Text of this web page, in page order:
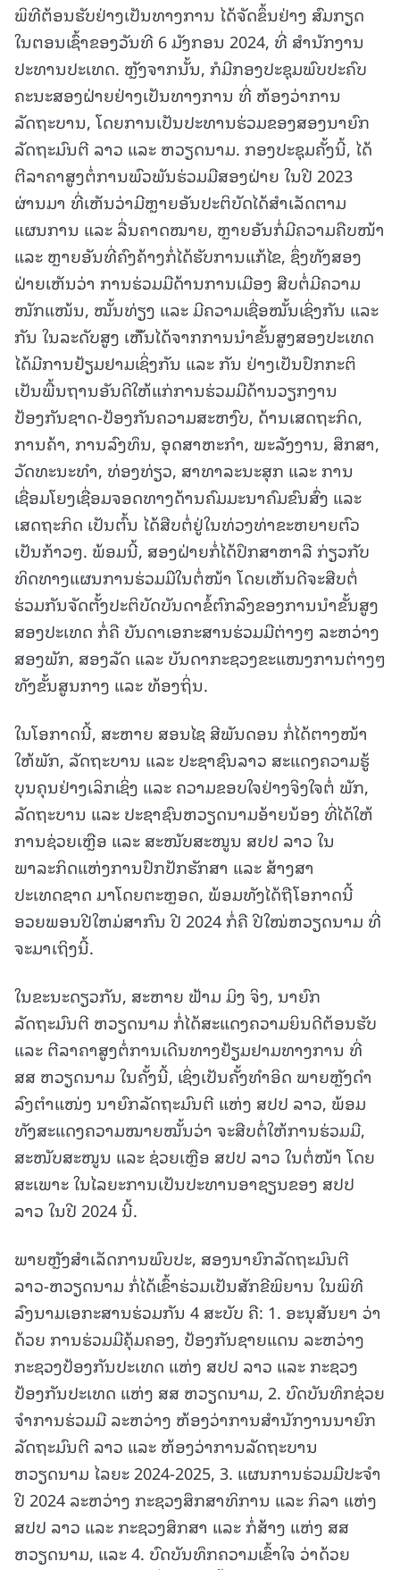
ພິທີຕ້ອນຮັບຢ່າງເປັນທາງການ ໄດ້ຈັດຂຶ້ນຢ່າງ ສົມກຽດ
ໃນຕອນເຊົ້າຂອງວັນທີ 6 ມັງກອນ 2024, ທີ່ ສໍານັກງານ
ປະທານປະເທດ. ຫຼັງຈາກນັ້ນ, ກໍມີກອງປະຊຸມພົບປະຄົບ
ຄະນະສອງຝ່າຍຢ່າງເປັນທາງການ ທີ່ ຫ້ອງວ່າການ
ລັດຖະບານ, ໂດຍການເປັນປະທານຮ່ວມຂອງສອງນາຍົກ
ລັດຖະມົນຕີ ລາວ ແລະ ຫວຽດນາມ. ກອງປະຊຸມຄັ້ງນີ້, ໄດ້
ຕີລາຄາສູງຕໍ່ການພົວພັນຮ່ວມມືສອງຝ່າຍ ໃນປີ 2023
ຜ່ານມາ ທີ່ເຫັນວ່າມີຫຼາຍອັນປະຕິບັດໄດ້ສໍາເລັດຕາມ
ແຜນການ ແລະ ລື່ນຄາດໝາຍ, ຫຼາຍອັນກໍ່ມີຄວາມຄືບໜ້າ
ແລະ ຫຼາຍອັນທີ່ຄົງຄ້າງກໍ່ໄດ້ຮັບການແກ້ໄຂ, ຊຶ່ງທັງສອງ
ຝ່າຍເຫັນວ່າ ການຮ່ວມມືດ້ານການເມືອງ ສືບຕໍ່ມີຄວາມ
ໜັກແໜ້ນ, ໝັ້ນທ່ຽງ ແລະ ມີຄວາມເຊື່ອໝັ້ນເຊິ່ງກັນ ແລະ
ກັນ ໃນລະດັບສູງ ເຫັັນໄດ້ຈາກການນໍາຂັ້ນສູງສອງປະເທດ
ໄດ້ມີການຢ້ຽມຢາມເຊິ່ງກັນ ແລະ ກັນ ຢ່າງເປັນປົກກະຕິ
ເປັນພື້ນຖານອັນດີໃຫ້ແກ່ການຮ່ວມມືດ້ານວຽກງານ
ປ້ອງກັນຊາດ-ປ້ອງກັນຄວາມສະຫງົບ, ດ້ານເສດຖະກິດ,
ການຄ້າ, ການລົງທຶນ, ອຸດສາຫະກໍາ, ພະລັງງານ, ສຶກສາ,
ວັດທະນະທໍາ, ທ່ອງທ່ຽວ, ສາທາລະນະສຸກ ແລະ ການ
ເຊື່ອມໂຍງເຊື່ອມຈອດທາງດ້ານຄົມມະນາຄົມຂົນສົ່ງ ແລະ
ເສດຖະກິດ ເປັນຕົ້ນ ໄດ້ສືບຕໍ່ຢູ່ໃນທ່ວງທ່າຂະຫຍາຍຕົວ
ເປັນກ້າວໆ. ພ້ອມນີ້, ສອງຝ່າຍກໍ່ໄດ້ປຶກສາຫາລື ກ່ຽວກັບ
ທິດທາງແຜນການຮ່ວມມືໃນຕໍ່ໜ້າ ໂດຍເຫັນດີຈະສືບຕໍ່
ຮ່ວມກັນຈັດຕັ້ງປະຕິບັດບັນດາຂໍ້ຕົກລົງຂອງການນໍາຂັ້ນສູງ
ສອງປະເທດ ກໍ່ຄື ບັນດາເອກະສານຮ່ວມມືຕ່າງໆ ລະຫວ່າງ
ສອງພັກ, ສອງລັດ ແລະ ບັນດາກະຊວງຂະແໜງການຕ່າງໆ
ທັງຂັ້ນສູນກາງ ແລະ ທ້ອງຖິ່ນ.
ໃນໂອກາດນີ້, ສະຫາຍ ສອນໄຊ ສີພັນດອນ ກໍ່ໄດ້ຕາງໜ້າ
ໃຫ້ພັກ, ລັດຖະບານ ແລະ ປະຊາຊົນລາວ ສະແດງຄວາມຮູ້
ບຸນຄຸນຢ່າງເລິກເຊິ່ງ ແລະ ຄວາມຂອບໃຈຢ່າງຈິງໃຈຕໍ່ ພັກ,
ລັດຖະບານ ແລະ ປະຊາຊົນຫວຽດນາມອ້າຍນ້ອງ ທີ່ໄດ້ໃຫ້
ການຊ່ວຍເຫຼືອ ແລະ ສະໜັບສະໜູນ ສປປ ລາວ ໃນ
ພາລະກິດແຫ່ງການປົກປັກຮັກສາ ແລະ ສ້າງສາ
ປະເທດຊາດ ມາໂດຍຕະຫຼອດ, ພ້ອມທັງໄດ້ຖືໂອກາດນີ້
ອວຍພອນປີໃຫມ່ສາກົນ ປີ 2024 ກໍ່ຄື ປີໃໝ່ຫວຽດນາມ ທີ່
ຈະມາເຖິງນີ້.
ໃນຂະນະດຽວກັນ, ສະຫາຍ ຟ້າມ ມິງ ຈິງ, ນາຍົກ
ລັດຖະມົນຕີ ຫວຽດນາມ ກໍ່ໄດ້ສະແດງຄວາມຍິນດີຕ້ອນຮັບ
ແລະ ຕີລາຄາສູງຕໍ່ການເດີນທາງຢ້ຽມຢາມທາງການ ທີ່
ສສ ຫວຽດນາມ ໃນຄັ້ງນີ້, ເຊິ່ງເປັນຄັ້ງທໍາອິດ ພາຍຫຼັງດໍາ
ລົງຕໍາແໜ່ງ ນາຍົກລັດຖະມົນຕີ ແຫ່ງ ສປປ ລາວ, ພ້ອມ
ທັງສະແດງຄວາມໝາຍໝັ້ນວ່າ ຈະສືບຕໍ່ໃຫ້ການຮ່ວມມື,
ສະໜັບສະໜູນ ແລະ ຊ່ວຍເຫຼືອ ສປປ ລາວ ໃນຕໍ່ໜ້າ ໂດຍ
ສະເພາະ ໃນໄລຍະການເປັນປະທານອາຊຽນຂອງ ສປປ
ລາວ ໃນປີ 2024 ນີ້.
ພາຍຫຼັງສໍາເລັດການພົບປະ, ສອງນາຍົກລັດຖະມົນຕີ
ລາວ-ຫວຽດນາມ ກໍ່ໄດ້ເຂົ້າຮ່ວມເປັນສັກຂີພິຍານ ໃນພິທີ
ລົງນາມເອກະສານຮ່ວມກັນ 4 ສະບັບ ຄື: 1. ອະນຸສັນຍາ ວ່າ
ດ້ວຍ ການຮ່ວມມືຄຸ້ມຄອງ, ປ້ອງກັນຊາຍແດນ ລະຫວ່າງ
ກະຊວງປ້ອງກັນປະເທດ ແຫ່ງ ສປປ ລາວ ແລະ ກະຊວງ
ປ້ອງກັນປະເທດ ແຫ່ງ ສສ ຫວຽດນາມ, 2. ບົດບັນທຶກຊ່ວຍ
ຈໍາການຮ່ວມມື ລະຫວ່າງ ຫ້ອງວ່າການສໍານັກງານນາຍົກ
ລັດຖະມົນຕີ ລາວ ແລະ ຫ້ອງວ່າການລັດຖະບານ
ຫວຽດນາມ ໄລຍະ 2024-2025, 3. ແຜນການຮ່ວມມືປະຈໍາ
ປີ 2024 ລະຫວ່າງ ກະຊວງສຶກສາທິການ ແລະ ກິລາ ແຫ່ງ
ສປປ ລາວ ແລະ ກະຊວງສຶກສາ ແລະ ກໍ່ສ້າງ ແຫ່ງ ສສ
ຫວຽດນາມ, ແລະ 4. ບົດບັນທຶກຄວາມເຂົ້າໃຈ ວ່າດ້ວຍ